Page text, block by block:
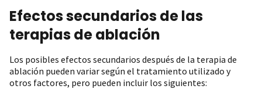
Efectos secundarios de las
terapias de ablación
Los posibles efectos secundarios después de la terapia de
ablación pueden variar según el tratamiento utilizado y
otros factores, pero pueden incluir los siguientes: